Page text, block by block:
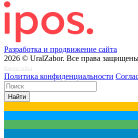
Разработка и продвижение сайта
2026 © UralZabor. Все права
Карта сайта
Политика конфиденциальности
Найти